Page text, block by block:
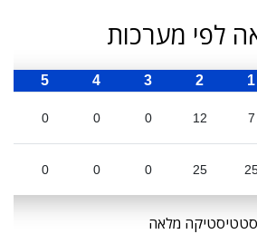
לפי מערכות
1
2
3
4
5
7
12
0
0
0
25
0
0
0
סטטיסטיקה מלאה